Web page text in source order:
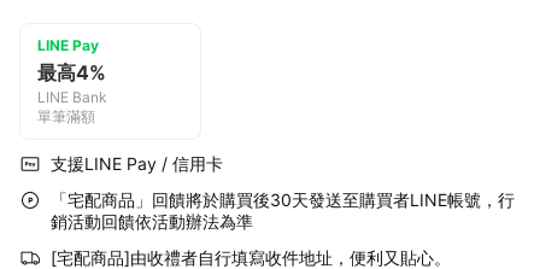
LINE Pay
最高4%
LINE Bank
單筆滿額
支援LINE Pay / 信用卡
「宅配商品」回饋將於購買後30天發送至購買者LINE帳號，行
銷活動回饋依活動辦法為準
[宅配商品]由收禮者自行填寫收件地址，便利又貼心。